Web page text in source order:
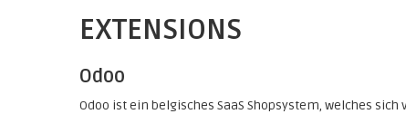
EXTENSIONS
Odoo
Odoo ist ein belgisches SaaS Shopsystem, welches